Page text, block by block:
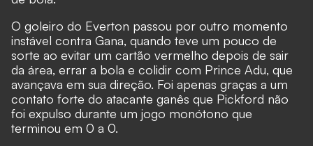
O goleiro do Everton passou por outro momento
instável contra Gana, quando teve um pouco de
sorte ao evitar um cartão vermelho depois de sair
da área, errar a bola e colidir com Prince Adu, que
avançava em sua direção. Foi apenas graças a um
contato forte do atacante ganês que Pickford não
foi expulso durante um jogo monótono que
terminou em 0 a 0.